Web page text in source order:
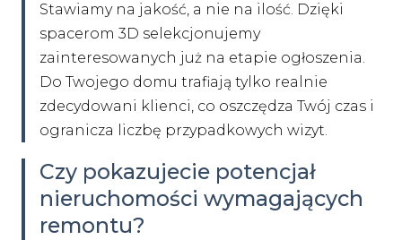
Stawiamy na jakość, a nie na ilość. Dzięki
spacerom 3D selekcjonujemy
zainteresowanych już na etapie ogłoszenia.
Do Twojego domu trafiają tylko realnie
zdecydowani klienci, co oszczędza Twój czas i
ogranicza liczbę przypadkowych wizyt.
Czy pokazujecie potencjał
nieruchomości wymagających
remontu?